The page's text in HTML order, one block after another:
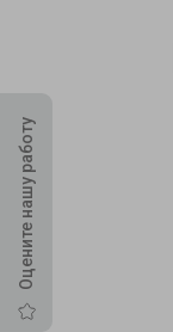
Оцените нашу работу